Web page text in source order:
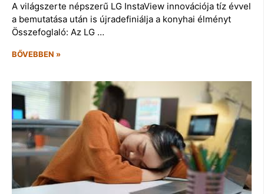
A világszerte népszerű LG InstaView innovációja tíz évvel
a bemutatása után is újradefiniálja a konyhai élményt
Összefoglaló: Az LG …
BŐVEBBEN »